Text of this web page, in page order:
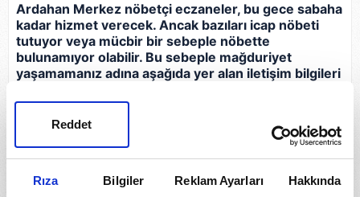
Rıza Bilgiler Reklam Ayarları Hakkında
Reddet
Ardahan Merkez nöbetçi eczaneler, bu gece sabaha
kadar hizmet verecek. Ancak bazıları icap nöbeti
tutuyor veya mücbir bir sebeple nöbette
bulunamıyor olabilir. Bu sebeple mağduriyet
yaşamamanız adına aşağıda yer alan iletişim bilgileri
olup olmadığını teyit etmeniz gerekir.
Eczane İletişim Bilgileri
Yeni Eczanesi